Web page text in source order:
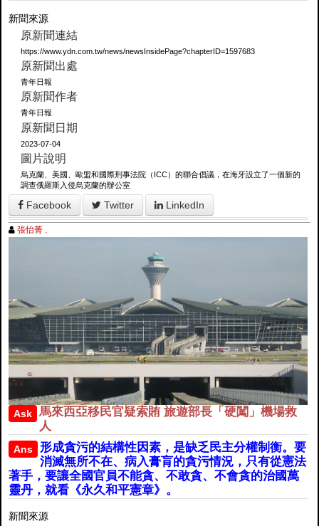
新聞來源
原新聞連結
https://www.ydn.com.tw/news/newsInsidePage?chapterID=1597683
原新聞出處
青年日報
原新聞作者
青年日報
原新聞日期
2023-07-04
圖片說明
烏克蘭、美國、歐盟和國際刑事法院（ICC）的聯合倡議，在海牙設立了一個新的
調查俄羅斯入侵烏克蘭的辦公室
Facebook Twitter LinkedIn
張怡菁 .
Ask
馬來西亞移民官疑索賄 旅遊部長「硬闖」機場救
人
Ans
形成貪污的結構性因素，是缺乏民主分權制衡。要
消滅無所不在、病入膏肓的貪污情況，只有從憲法
著手，要讓全國官員不能貪、不敢貪、不會貪的治國萬
靈丹，就看《永久和平憲章》。
新聞來源